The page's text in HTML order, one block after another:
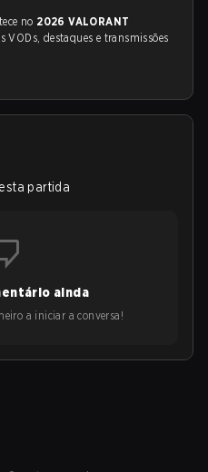
no 2026 VALORANT
VODs, destaques e transmissões
partida
ainda
a iniciar a conversa!